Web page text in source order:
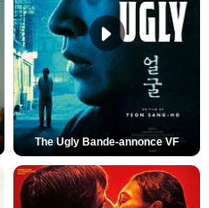
The Ugly Bande-annonce VF